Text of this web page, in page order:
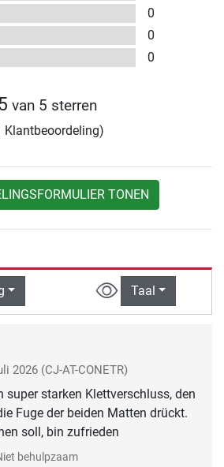
0
0
0
van 5 sterren
Klantbeoordeling)
TONEN
Taal
2026 (CJ-AT-CONETR)
super starken Klettverschluss, den
Fuge der beiden Matten drückt.
soll, bin zufrieden
behulpzaam